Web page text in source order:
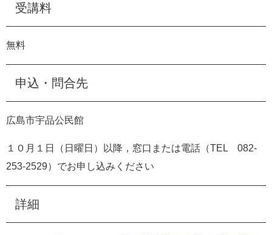
受講料
無料
申込・問合先
広島市宇品公民館
１０月１日（日曜日）以降，窓口または電話（TEL 082-
253-2529）でお申し込みください
詳細